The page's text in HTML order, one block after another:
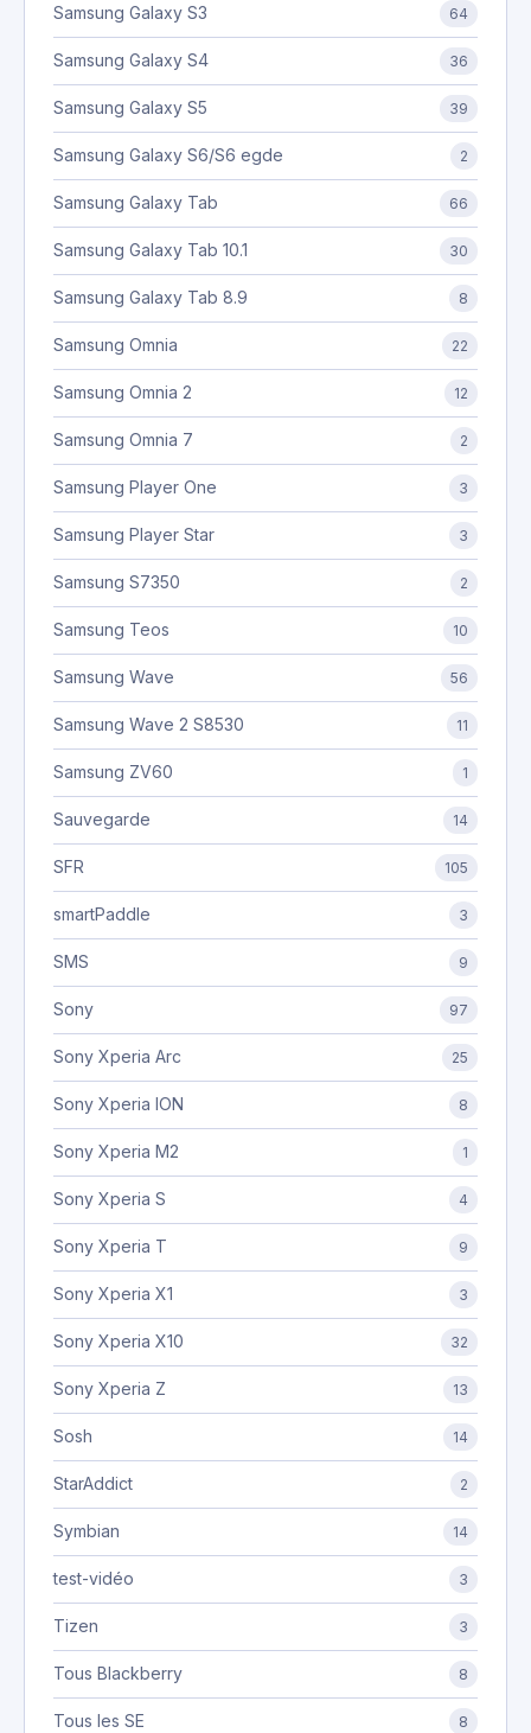
Samsung Galaxy S3 64
Samsung Galaxy S4 36
Samsung Galaxy S5 39
Samsung Galaxy S6/S6 egde 2
Samsung Galaxy Tab 66
Samsung Galaxy Tab 10.1 30
Samsung Galaxy Tab 8.9 8
Samsung Omnia 22
Samsung Omnia 2 12
Samsung Omnia 7 2
Samsung Player One 3
Samsung Player Star 3
Samsung S7350 2
Samsung Teos 10
Samsung Wave 56
Samsung Wave 2 S8530 11
Samsung ZV60 1
Sauvegarde 14
SFR 105
smartPaddle 3
SMS 9
Sony 97
Sony Xperia Arc 25
Sony Xperia ION 8
Sony Xperia M2 1
Sony Xperia S 4
Sony Xperia T 9
Sony Xperia X1 3
Sony Xperia X10 32
Sony Xperia Z 13
Sosh 14
StarAddict 2
Symbian 14
test-vidéo 3
Tizen 3
Tous Blackberry 8
Tous les SE 8